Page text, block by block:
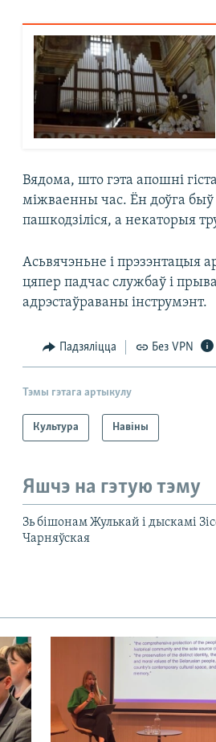
Вядома, што гэта апошні
міжваенны час. Ён доўга
пашкодзіліся, а некаторыя
Асьвячэньне і прэзэнтацыя
цяпер падчас службаў і
адрэстаўраваны інструмэнт.
Падзяліцца Без VPN
Тэмы гэтага артыкулу
Культура Навіны
Яшчэ на гэтую тэму
Зь бішонам Жулькай і дыскамі
Чарняўская